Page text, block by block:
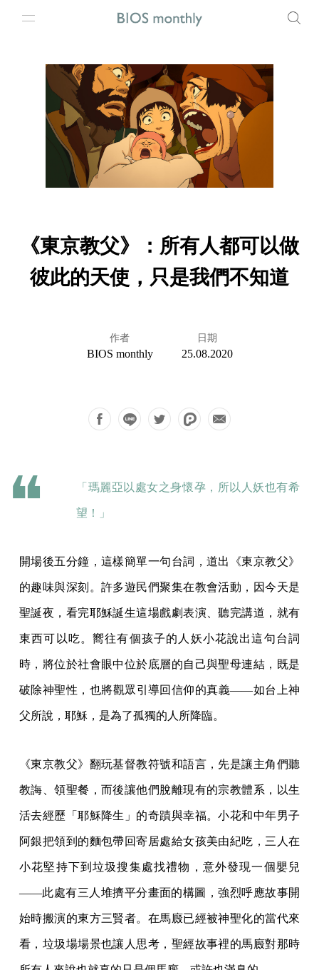
《東京教父》：所有人都可以做
彼此的天使，只是我們不知道
作者
BIOS monthly
日期
25.08.2020
「瑪麗亞以處女之身懷孕，所以人妖也有希
望！」
開場後五分鐘，這樣簡單一句台詞，道出《東京教父》
的趣味與深刻。許多遊民們聚集在教會活動，因今天是
聖誕夜，看完耶穌誕生這場戲劇表演、聽完講道，就有
東西可以吃。嚮往有個孩子的人妖小花說出這句台詞
時，將位於社會眼中位於底層的自己與聖母連結，既是
破除神聖性，也將觀眾引導回信仰的真義——如台上神
父所說，耶穌，是為了孤獨的人所降臨。
《東京教父》翻玩基督教符號和語言，先是讓主角們聽
教誨、領聖餐，而後讓他們脫離現有的宗教體系，以生
活去經歷「耶穌降生」的奇蹟與幸福。小花和中年男子
阿銀把領到的麵包帶回寄居處給女孩美由紀吃，三人在
小花堅持下到垃圾搜集處找禮物，意外發現一個嬰兒
——此處有三人堆擠平分畫面的構圖，強烈呼應故事開
始時搬演的東方三賢者。在馬廄已經被神聖化的當代來
看，垃圾場場景也讓人思考，聖經故事裡的馬廄對那時